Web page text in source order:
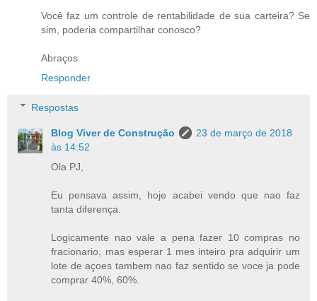
Você faz um controle de rentabilidade de sua carteira? Se
sim, poderia compartilhar conosco?
Abraços
Responder
Respostas
Blog Viver de Construção
23 de março de 2018
às 14:52
Ola PJ,
Eu pensava assim, hoje acabei vendo que nao faz
tanta diferença.
Logicamente nao vale a pena fazer 10 compras no
fracionario, mas esperar 1 mes inteiro pra adquirir um
lote de açoes tambem nao faz sentido se voce ja pode
comprar 40%, 60%.